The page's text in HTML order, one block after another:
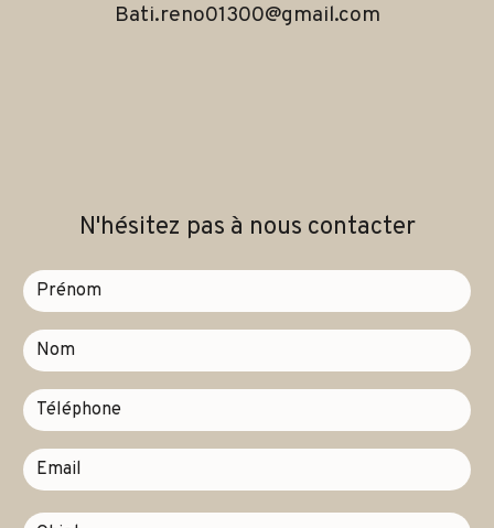
bati.reno01300@gmail.com
N'hésitez pas à nous contacter